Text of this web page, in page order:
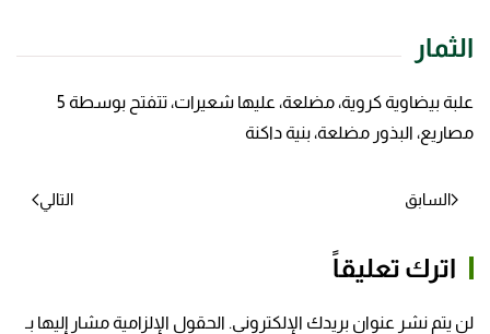
الثمار
علبة بيضاوية كروية، مضلعة، عليها شعيرات، تتفتح بوسطة 5
مصاريع، البذور مضلعة، بنية داكنة
السابق التالي
اترك تعليقاً
لن يتم نشر عنوان بريدك الإلكتروني. الحقول الإلزامية مشار إليها بـ